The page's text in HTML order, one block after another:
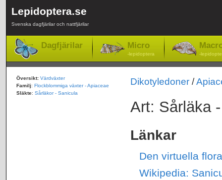
Lepidoptera.se
Svenska dagfjärilar och nattfjärilar
Dagfjärilar Micro
-lepidoptera -
Dikotyledoner/
Art: Sårläka
Länkar
Den virtuella
Wikipedia:
Översikt: Värdväxter
Familj: Flockblommiga växter - Apiaceae
Släkte: Sårläkor - Sanicula